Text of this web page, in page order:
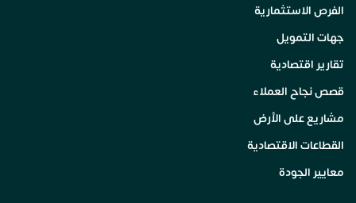
الفرص الاستثمارية
جهات التمويل
تقارير اقتصادية
قصص نجاح العملاء
مشاريع على الأرض
القطاعات الاقتصادية
معايير الجودة